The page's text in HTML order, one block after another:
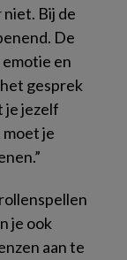
Bij de
De
emotie en
gesprek
je jezelf
je
je ook
aan te